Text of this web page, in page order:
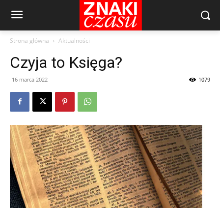
Strona główna Aktualności
Czyja to Księga?
16 marca 2022 1079